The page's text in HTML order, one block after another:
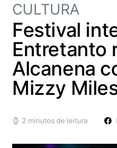
CULTURA
Festival
Entretanto
Alcanena
Mizzy
2 minutos de leitura